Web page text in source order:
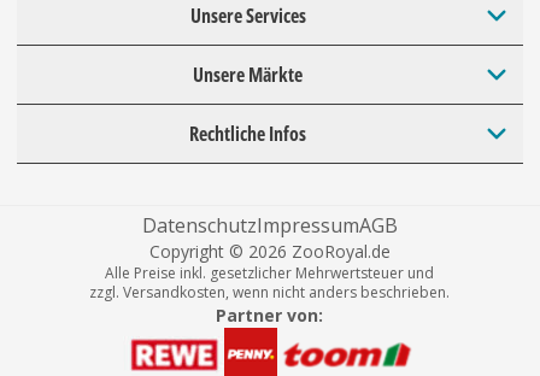
Unsere Services
Unsere Märkte
Rechtliche Infos
DatenschutzImpressumAGB
Copyright © 2026 ZooRoyal.de
Alle Preise inkl. gesetzlicher Mehrwertsteuer und
zzgl. Versandkosten, wenn nicht anders beschrieben.
Partner von: